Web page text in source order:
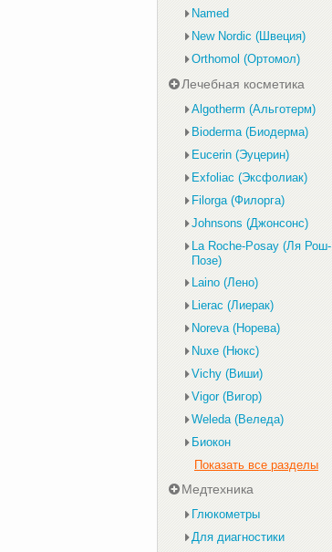
Named
New Nordic (Швеция)
Orthomol (Ортомол)
Лечебная косметика
Algotherm (Альготерм)
Bioderma (Биодерма)
Eucerin (Эуцерин)
Exfoliac (Эксфолиак)
Filorga (Филорга)
Johnsons (Джонсонс)
La Roche-Posay (Ля Рош-
Позе)
Laino (Лено)
Lierac (Лиерак)
Noreva (Норева)
Nuxe (Нюкс)
Vichy (Виши)
Vigor (Вигор)
Weleda (Веледа)
Биокон
Показать все разделы
Медтехника
Глюкометры
Для диагностики